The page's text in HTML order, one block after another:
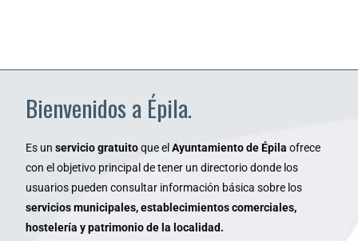
Bienvenidos a Épila.
Es un servicio gratuitoque el Ayuntamiento de Épila ofrece
con el objetivo principal de tener un directorio donde los
usuarios pueden consultar información básica sobre los
servicios municipales, establecimientos comerciales,
hostelería y patrimonio de la localidad.